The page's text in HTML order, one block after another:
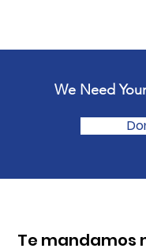
We Need
Te mandamos